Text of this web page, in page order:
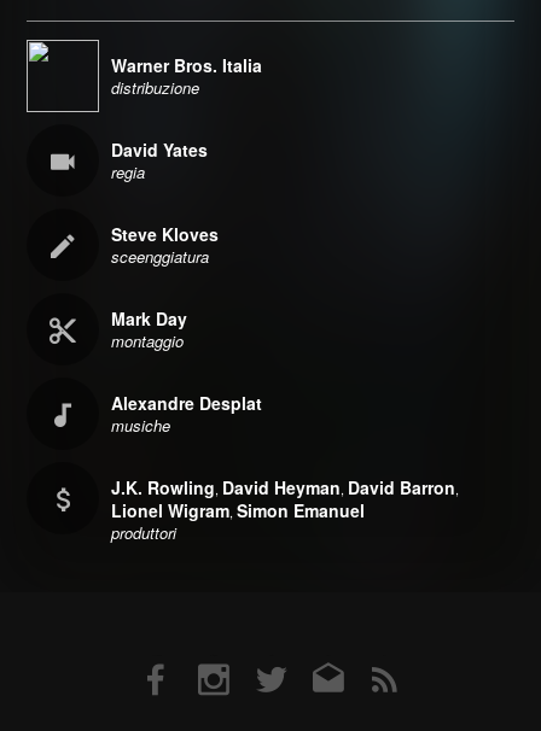
Warner Bros. Italia
distribuzione
David Yates
regia
Steve Kloves
sceenggiatura
Mark Day
montaggio
Alexandre Desplat
musiche
J.K. Rowling, David Heyman, David Barron,
Lionel Wigram,Simon Emanuel
produttori